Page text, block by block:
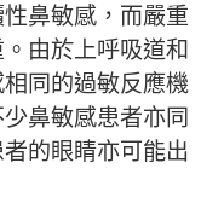
鼻敏感，而嚴重
由於上呼吸道和
同的過敏反應機
鼻敏感患者亦同
的眼睛亦可能出